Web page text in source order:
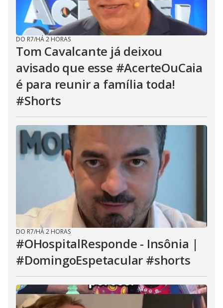
DO R7/HÁ 2 HORAS
Tom Cavalcante já deixou
avisado que esse #AcerteOuCaia
é para reunir a família toda!
#Shorts
DO R7/HÁ 2 HORAS
#OHospitalResponde - Insônia |
#DomingoEspetacular #shorts